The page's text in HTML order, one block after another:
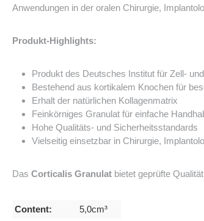
Anwendungen in der oralen Chirurgie,
Produkt-Highlights:
Produkt des Deutsches Institut für Zell-
Bestehend aus kortikalem Knochen für
Erhalt der natürlichen Kollagenmatrix
Feinkörniges Granulat für einfache
Hohe Qualitäts- und Sicherheitsstandards
Vielseitig einsetzbar in Chirurgie,
Das Corticalis Granulat bietet geprüfte
Content:
5,0cm³